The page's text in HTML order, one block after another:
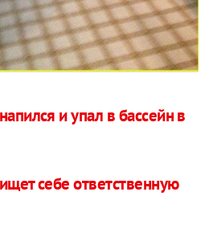
и упал в бассейн в
себе ответственную